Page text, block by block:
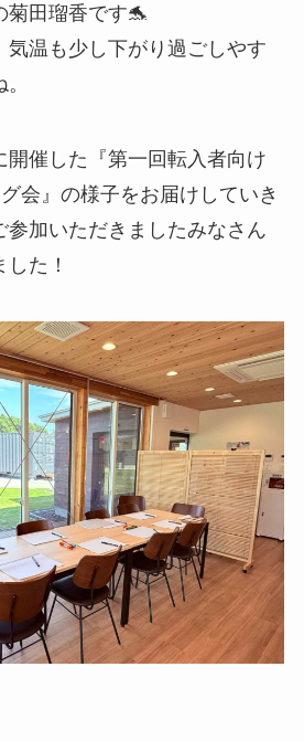
菊田瑠香です🐬
気温も少し下がり過ごしやす
開催した『第一回転入者向け
会』の様子をお届けしていき
参加いただきましたみなさん
た！